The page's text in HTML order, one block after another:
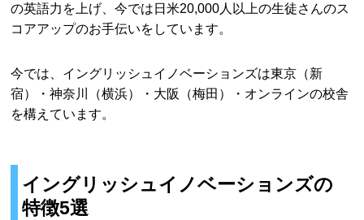
の英語力を上げ、今では日米20,000人以上の生徒さんのス
コアアップのお手伝いをしています。
今では、イングリッシュイノベーションズは東京（新
宿）・神奈川（横浜）・大阪（梅田）・オンラインの校舎
を構えています。
イングリッシュイノベーションズの
特徴5選